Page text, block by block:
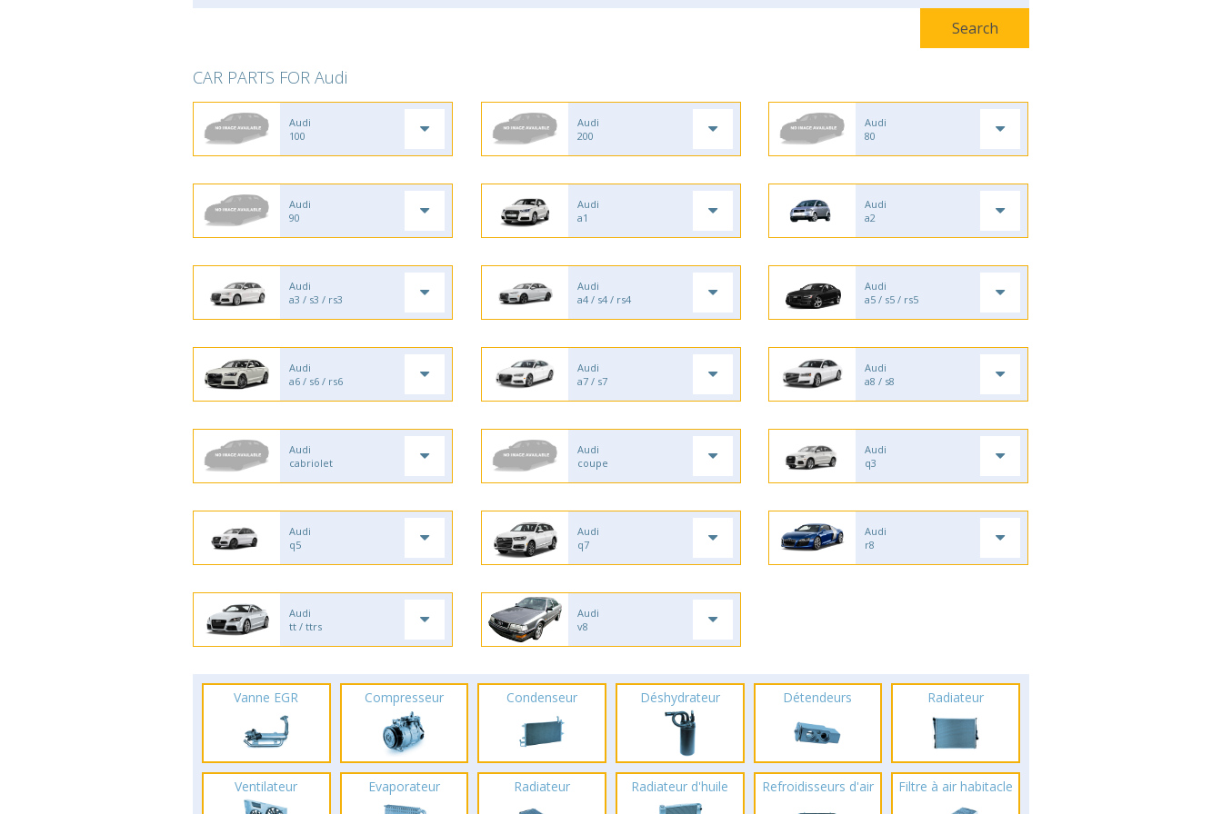
CAR PARTS FOR Audi
Audi
100
Audi
200
Audi
80
Audi
90
Audi
a1
Audi
a2
Audi
a3 / s3 / rs3
Audi
a4 / s4 / rs4
Audi
a5 / s5 / rs5
Audi
a6 / s6 / rs6
Audi
a7 / s7
Audi
a8 / s8
Audi
cabriolet
Audi
coupe
Audi
q3
Audi
q5
Audi
q7
Audi
r8
Audi
tt / ttrs
Audi
v8
Vanne EGR Compresseur Condenseur Déshydrateur Détendeurs Radiateur
Ventilateur Evaporateur Radiateur Radiateur d'huile Refroidisseurs d'air Filtre à air habitacle